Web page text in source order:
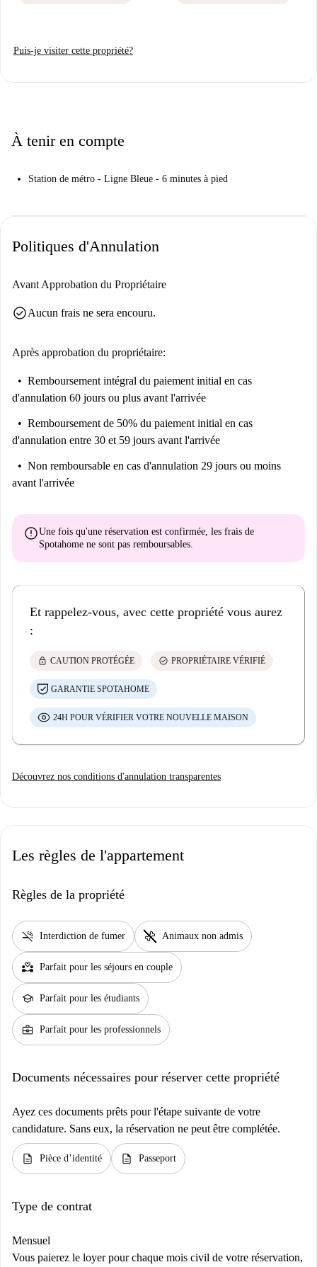
Puis-je visiter cette propriété?
À tenir en compte
Station de métro - Ligne Bleue - 6 minutes à pied
Politiques d'Annulation
Avant Approbation du Propriétaire
check_circleAucun frais ne sera encouru.
Après approbation du propriétaire:
Remboursement intégral du paiement initial en cas
d'annulation 60 jours ou plus avant l'arrivée
Remboursement de 50% du paiement initial en cas
d'annulation entre 30 et 59 jours avant l'arrivée
Non remboursable en cas d'annulation 29 jours ou moins
avant l'arrivée
errorUne fois qu'une réservation est confirmée, les frais de
Spotahome ne sont pas remboursables
Et rappelez-vous, avec cette propriété vous aurez
:
lock CAUTION PROTÉGÉE check_circle PROPRIÉTAIRE VÉRIFIÉ
GARANTIE SPOTAHOME
24H POUR VÉRIFIER VOTRE NOUVELLE MAISON
Découvrez nos conditions d'annulation transparentes
Les règles de l'appartement
Règles de la propriété
smoke_free Interdiction de fumer pet_supplies Animaux non admis
partner_heart Parfait pour les séjours en couple
school Parfait pour les étudiants
business_center Parfait pour les professionnels
Documents nécessaires pour réserver cette propriété
Ayez ces documents prêts pour l'étape suivante de votre
candidature. Sans eux, la réservation ne peut être complétée.
description Pièce d’identité description Passeport
Type de contrat
Mensuel
Vous paierez le loyer pour chaque mois civil de votre réservation,